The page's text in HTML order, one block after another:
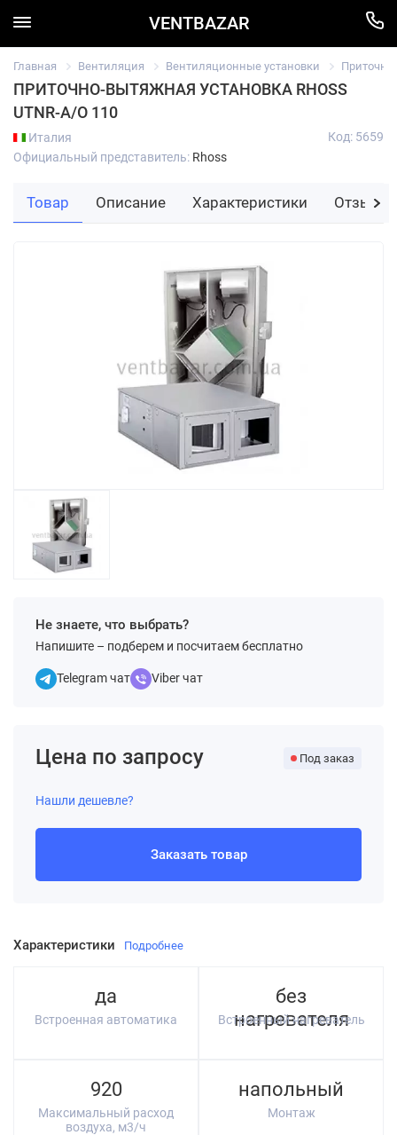
VENTBAZAR
Главная Вентиляция Вентиляционные установки
ПРИТОЧНО-ВЫТЯЖНАЯ УСТАНОВКА RHOSS
UTNR-A/O 110
Италия
Официальный представитель: Rhoss
Код: 5659
Не знаете, что выбрать?
Напишите – подберем и посчитаем бесплатно
Telegram чат Viber чат
Характеристики Подробнее
да
Встроенная автоматика
без
нагревателя
Встроенный нагреватель
920
Максимальный расход
воздуха, м3/ч
напольный
Монтаж
Цена по запросу Под заказ
Нашли дешевле?
Заказать товар
Товар Описание Характеристики Отзывы